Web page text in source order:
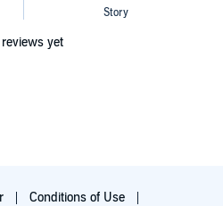
reviews yet
Conditions of Use